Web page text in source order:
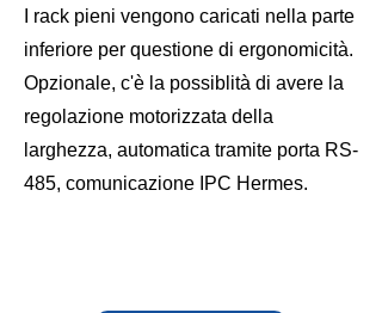
I rack pieni vengono caricati nella parte
inferiore per questione di ergonomicità.
Opzionale, c'è la possiblità di avere la
regolazione motorizzata della
larghezza, automatica tramite porta RS-
485, comunicazione IPC Hermes.